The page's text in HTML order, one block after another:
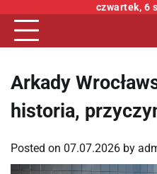
content
czwartek, 6
Arkady
historia,
Posted on 07.07.2026 by